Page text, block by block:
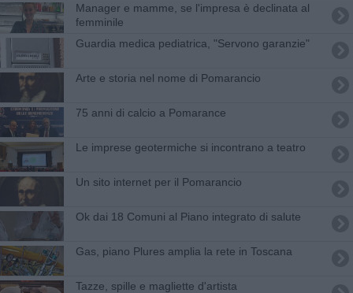
Manager e mamme, se l'impresa è declinata al
femminile
Guardia medica pediatrica, "Servono garanzie"
Arte e storia nel nome di Pomarancio
75 anni di calcio a Pomarance
Le imprese geotermiche si incontrano a teatro
Un sito internet per il Pomarancio
Ok dai 18 Comuni al Piano integrato di salute
Gas, piano Plures amplia la rete in Toscana
Tazze, spille e magliette d'artista